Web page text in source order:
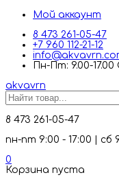
Мой аккаунт
8 473 261-05-47
+7 960 112-21-12
Пн-Пт: 9.00-17.00
akvavrn
8 473 261-05-47
пн-пт 9:00 - 17:00 | сб
0
Корзина пуста